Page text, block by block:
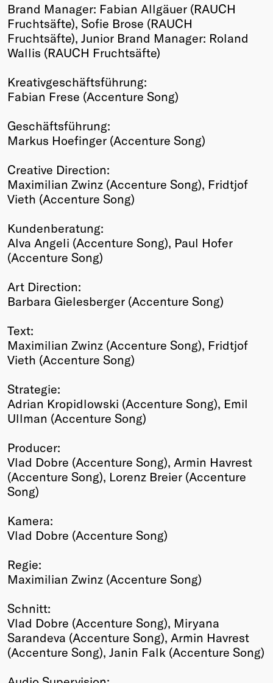
Brand Manager: Fabian Allgäuer (RAUCH
Fruchtsäfte), Sofie Brose (RAUCH
Fruchtsäfte), Junior Brand Manager: Roland
Wallis (RAUCH Fruchtsäfte)
Kreativgeschäftsführung:
Fabian Frese (Accenture Song)
Geschäftsführung:
Markus Hoefinger (Accenture Song)
Creative Direction:
Maximilian Zwinz (Accenture Song), Fridtjof
Vieth (Accenture Song)
Kundenberatung:
Alva Angeli (Accenture Song), Paul Hofer
(Accenture Song)
Art Direction:
Barbara Gielesberger (Accenture Song)
Text:
Maximilian Zwinz (Accenture Song), Fridtjof
Vieth (Accenture Song)
Strategie:
Adrian Kropidlowski (Accenture Song), Emil
Ullman (Accenture Song)
Producer:
Vlad Dobre (Accenture Song), Armin Havrest
(Accenture Song), Lorenz Breier (Accenture
Song)
Kamera:
Vlad Dobre (Accenture Song)
Regie:
Maximilian Zwinz (Accenture Song)
Schnitt:
Vlad Dobre (Accenture Song), Miryana
Sarandeva (Accenture Song), Armin Havrest
(Accenture Song), Janin Falk (Accenture Song)